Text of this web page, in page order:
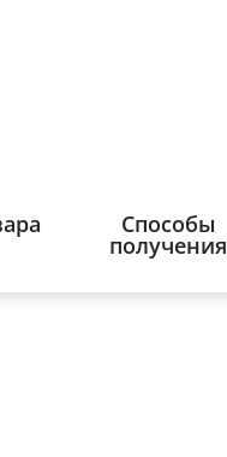
Способы
получения